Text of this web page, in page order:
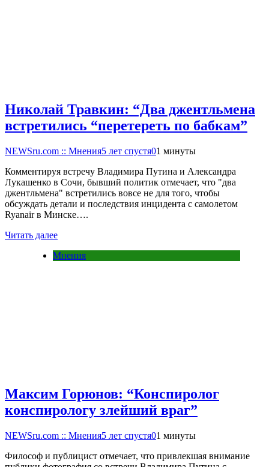
Николай Травкин: “Два джентльмена
встретились “перетереть по бабкам”
NEWSru.com :: Мнения5 лет спустя01 минуты
Комментируя встречу Владимира Путина и Александра
Лукашенко в Сочи, бывший политик отмечает, что "два
джентльмена" встретились вовсе не для того, чтобы
обсуждать детали и последствия инцидента с самолетом
Ryanair в Минске….
Читать далее
Мнения
Максим Горюнов: “Конспиролог
конспирологу злейший враг”
NEWSru.com :: Мнения5 лет спустя01 минуты
Философ и публицист отмечает, что привлекшая внимание